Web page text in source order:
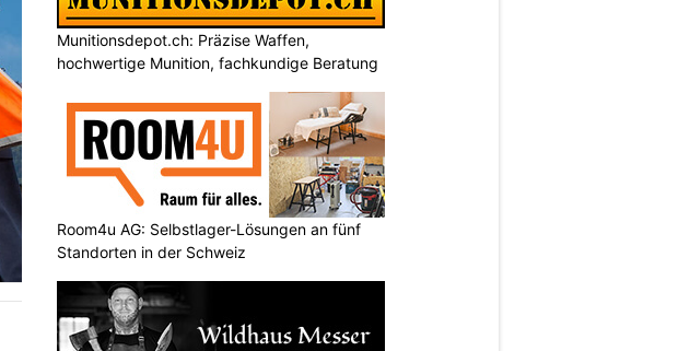
Munitionsdepot.ch: Präzise Waffen,
hochwertige Munition, fachkundige Beratung
Room4u AG: Selbstlager-Lösungen an fünf
Standorten in der Schweiz